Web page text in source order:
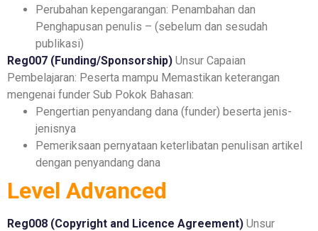
Perubahan kepengarangan: Penambahan dan
Penghapusan penulis – (sebelum dan sesudah
publikasi)
Reg007 (Funding/Sponsorship) Unsur Capaian
Pembelajaran: Peserta mampu Memastikan keterangan
mengenai funder Sub Pokok Bahasan:
Pengertian penyandang dana (funder) beserta jenis-
jenisnya
Pemeriksaan pernyataan keterlibatan penulisan artikel
dengan penyandang dana
Level Advanced
Reg008 (Copyright and Licence Agreement) Unsur